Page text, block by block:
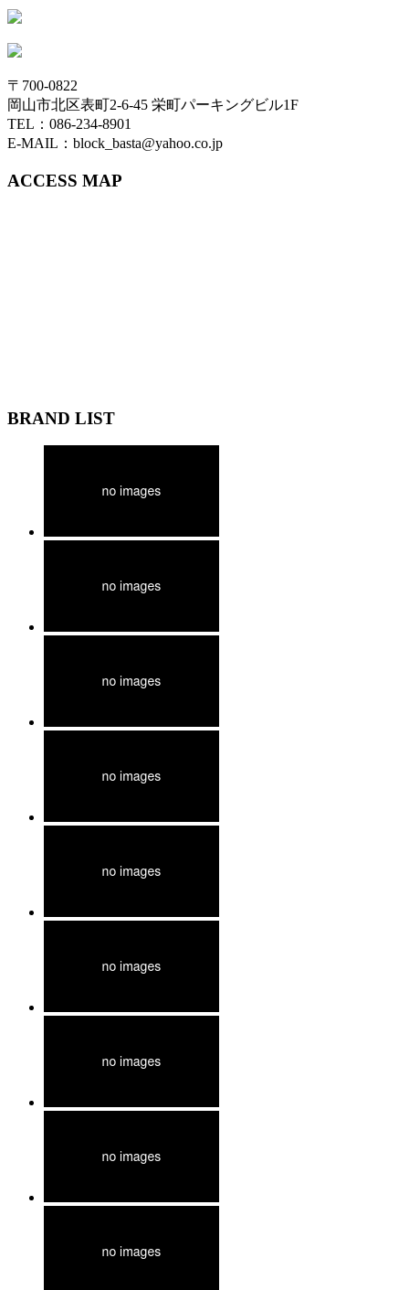
〒700-0822
岡山市北区表町2-6-45 栄町パーキングビル1F
TEL：086-234-8901
E-MAIL：block_basta@yahoo.co.jp
ACCESS MAP
BRAND LIST